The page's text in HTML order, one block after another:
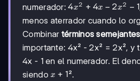
numerador:4x²
+
4x
-
2x²
4x2 + 4x − 2x2 − 1
menos aterrador cuando lo
Combinar términos semejantes
importante: 4x² - 2x² = 2x², y
4x - 1 en el numerador. El
siendox+1
x + 1².